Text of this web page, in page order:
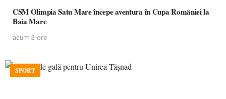
CSM Olimpia Satu Mare începe aventura în Cupa României la
Baia Mare
acum 3 ore
SPORT